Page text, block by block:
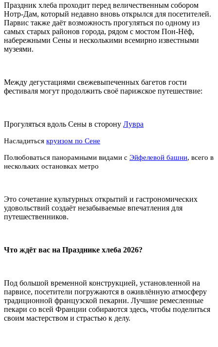
Праздник хлеба проходит перед величественным собором
Нотр-Дам, который недавно вновь открылся для посетителей.
Парвис также даёт возможность прогуляться по одному из
самых старых районов города, рядом с мостом Пон-Нёф,
набережными Сены и несколькими всемирно известными
музеями.
Между дегустациями свежевыпеченных багетов гости
фестиваля могут продолжить своё парижское путешествие:
Прогуляться вдоль Сены в сторону Лувра
Насладиться круизом по Сене
Полюбоваться панорамными видами с Эйфелевой башни, всего в
нескольких остановках метро
Это сочетание культурных открытий и гастрономических
удовольствий создаёт незабываемые впечатления для
путешественников.
Что ждёт вас на Празднике хлеба 2026?
Под большой временной конструкцией, установленной на
парвисе, посетители погружаются в оживлённую атмосферу
традиционной французской пекарни. Лучшие ремесленные
пекари со всей Франции собираются здесь, чтобы поделиться
своим мастерством и страстью к делу.